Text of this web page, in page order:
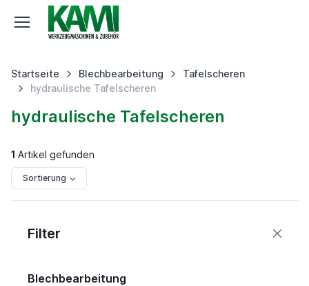
Startseite Blechbearbeitung
Tafelscheren
hydraulische Tafelscheren
hydraulische Tafelscheren
1 Artikel gefunden
Sortierung
Filter
Blechbearbeitung